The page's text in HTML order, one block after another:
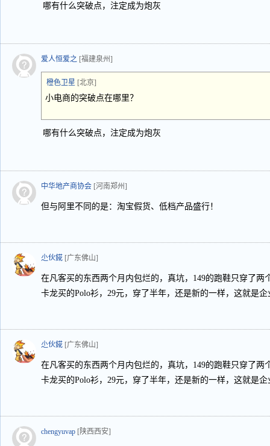
哪有什么突破点，注定成为炮灰
爱人恒爱之 [福建泉州]
橙色卫星 [北京]
小电商的突破点在哪里？
哪有什么突破点，注定成为炮灰
中华地产商协会 [河南郑州]
但与阿里不同的是：淘宝假货、低档产品盛行！
尐伙錵 [广东佛山]
在凡客买的东西两个月内包烂的，真坑，149的跑鞋只穿了两
卡龙买的Polo衫，29元，穿了半年，还是新的一样，这就是企
尐伙錵 [广东佛山]
在凡客买的东西两个月内包烂的，真坑，149的跑鞋只穿了两
卡龙买的Polo衫，29元，穿了半年，还是新的一样，这就是企
chengyuvap [陕西西安]